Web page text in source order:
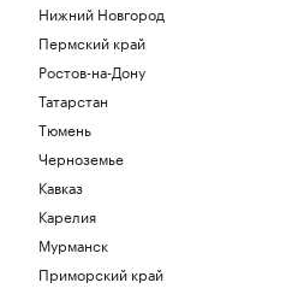
сериала
Нижний Новгород
Пермский край
Ростов-на-Дону
Татарстан
Тюмень
Черноземье
Кавказ
Карелия
Мурманск
Приморский край